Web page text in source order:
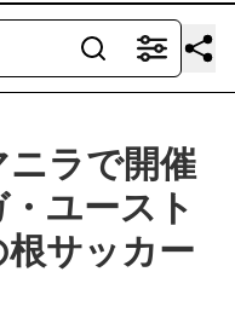
ラで開催
ユースト
サッカー